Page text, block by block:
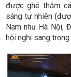
được ghé thăm
sáng tự nhiên
Nam như Hà Nội,
hội nghị sang trọng